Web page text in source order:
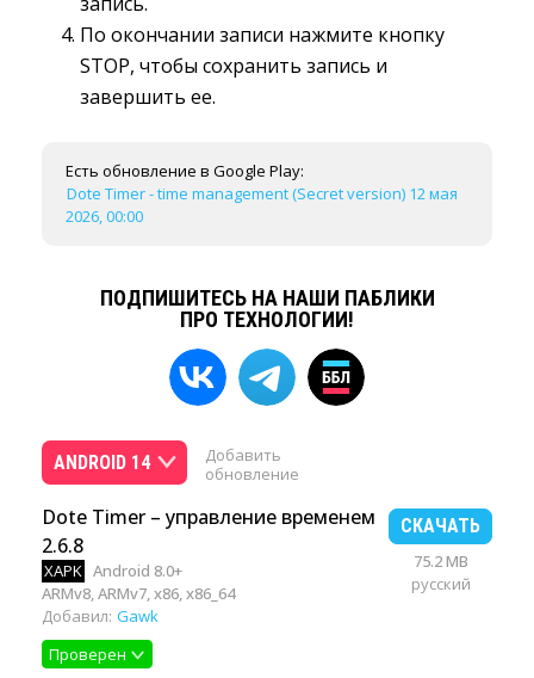
По окончании записи нажмите кнопку
STOP, чтобы сохранить запись и
завершить ее.
Есть обновление в Google Play:
Dote Timer - time management (Secret version) 12 мая
2026, 00:00
ПОДПИШИТЕСЬ НА НАШИ ПАБЛИКИ
ПРО ТЕХНОЛОГИИ!
ANDROID 14
Добавить
обновление
Dote Timer – управление временем
2.6.8
XAPK Android 8.0+
ARMv8, ARMv7, x86, x86_64
Добавил: Gawk
Проверен
СКАЧАТЬ
75.2 MB
русский